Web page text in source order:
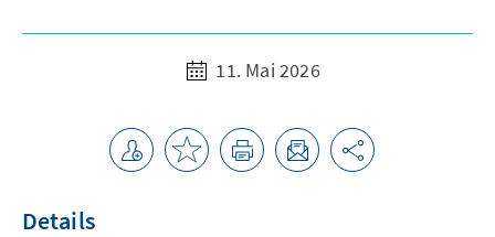
11. Mai 2026
Details